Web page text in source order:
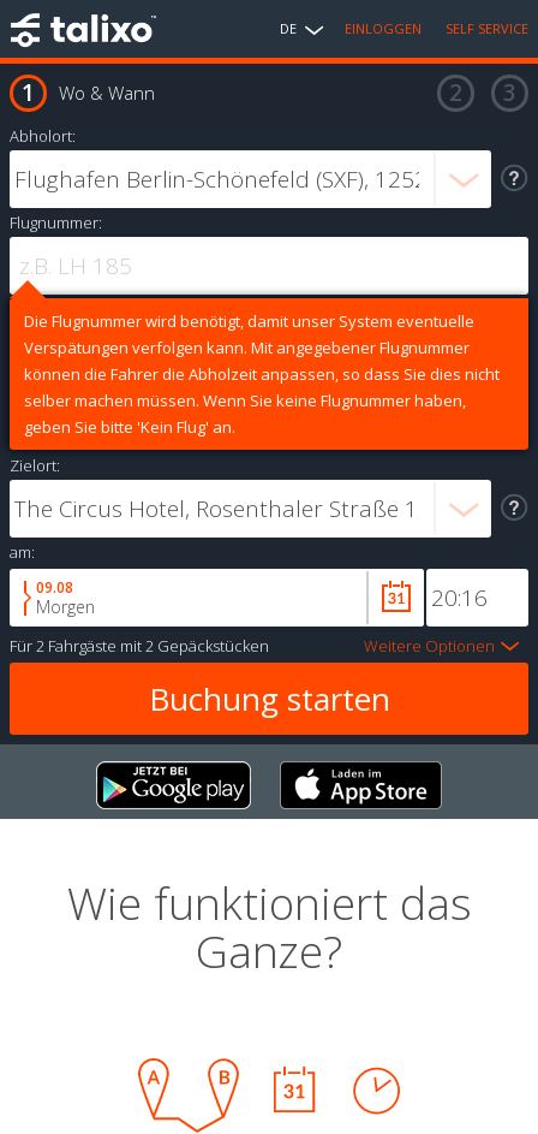
DE EINLOGGEN SELF SERVICE
Wo & Wann
Abholort:
Flugnummer:
Die Flugnummer wird benötigt, damit unser System eventuelle
Verspätungen verfolgen kann. Mit angegebener Flugnummer
können die Fahrer die Abholzeit anpassen, so dass Sie dies nicht
selber machen müssen. Wenn Sie keine Flugnummer haben,
geben Sie bitte 'Kein Flug' an.
Zielort:
am:
09.08
Morgen
Für2 Fahrgäste mit2 Gepäckstücken Weitere Optionen
Wie funktioniert das
Ganze?